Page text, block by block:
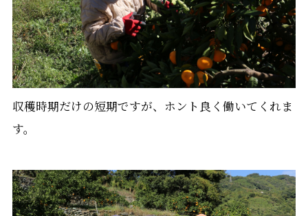
収穫時期だけの短期ですが、ホント良く働いてくれま
す。